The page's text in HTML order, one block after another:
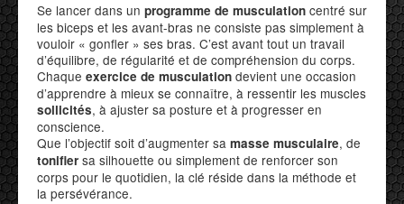
Se lancer dans un programme de musculation centré sur
les biceps et les avant-bras ne consiste pas simplement à
vouloir « gonfler » ses bras. C’est avant tout un travail
d’équilibre, de régularité et de compréhension du corps.
Chaque exercice de musculation devient une occasion
d’apprendre à mieux se connaître, à ressentir les muscles
sollicités, à ajuster sa posture et à progresser en
conscience.
Que l’objectif soit d’augmenter sa masse musculaire, de
tonifier sa silhouette ou simplement de renforcer son
corps pour le quotidien, la clé réside dans la méthode et
la persévérance.